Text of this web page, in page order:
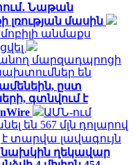
Նաթան
լռության մասին
անմաքս
մարզադպրոցի
են
ըստ
գտնվում է
ԱՄՆ-ում
են 567 մլն դոլարով
տարվա լավագույն
ղեկավար